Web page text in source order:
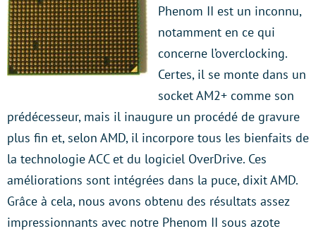
Phenom II est un inconnu,
notamment en ce qui
concerne l’overclocking.
Certes, il se monte dans un
socket AM2+ comme son
prédécesseur, mais il inaugure un procédé de gravure
plus fin et, selon AMD, il incorpore tous les bienfaits de
la technologie ACC et du logiciel OverDrive. Ces
améliorations sont intégrées dans la puce, dixit AMD.
Grâce à cela, nous avons obtenu des résultats assez
impressionnants avec notre Phenom II sous azote